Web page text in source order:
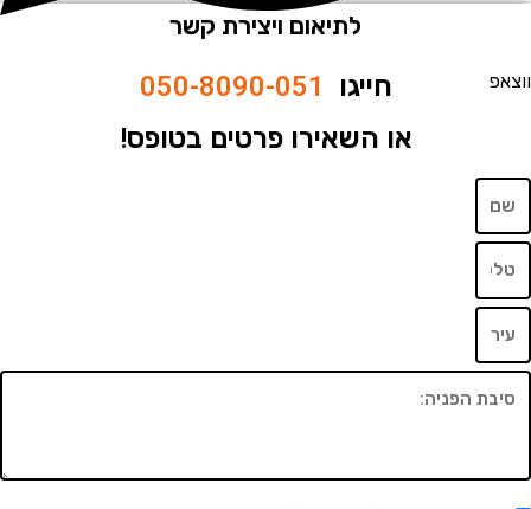
לתיאום ויצירת קשר
חייגו050-8090-051
או השאירו פרטים בטופס!